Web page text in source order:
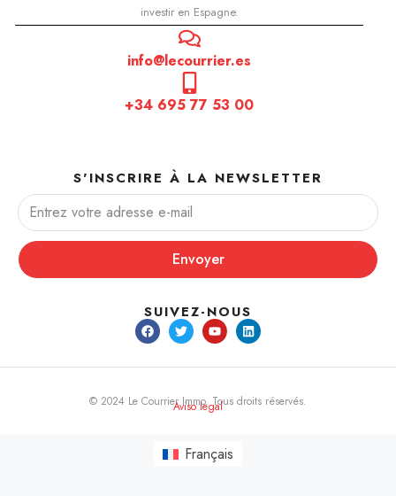
investir en Espagne.
info@lecourrier.es
+34 695 77 53 00
S'INSCRIRE À LA NEWSLETTER
Envoyer
SUIVEZ-NOUS
© 2024 Le Courrier Immo. Tous droits réservés.
Aviso legal
Français